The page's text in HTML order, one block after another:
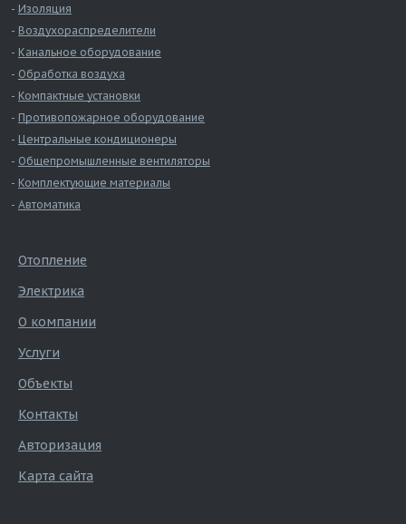
Изоляция
Воздухораспределители
Канальное оборудование
Обработка воздуха
Компактные установки
Противопожарное оборудование
Центральные кондиционеры
Общепромышленные вентиляторы
Комплектующие материалы
Автоматика
Отопление
Электрика
О компании
Услуги
Объекты
Контакты
Авторизация
Карта сайта